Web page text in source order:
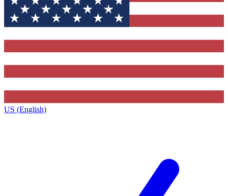
US (English)